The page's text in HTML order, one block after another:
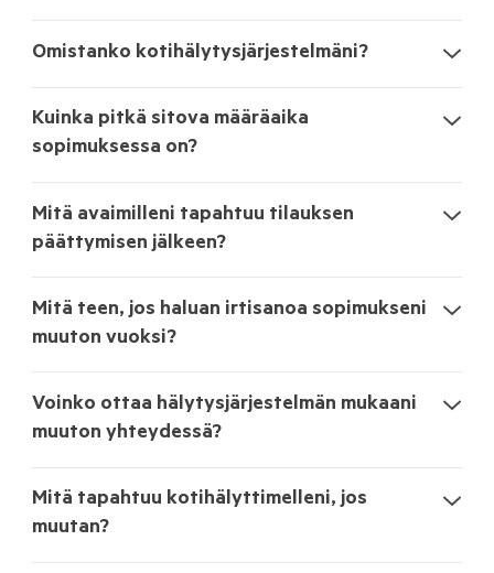
Omistanko kotihälytysjärjestelmäni?
Kuinka pitkä sitova määräaika
sopimuksessa on?
Mitä avaimilleni tapahtuu tilauksen
päättymisen jälkeen?
Mitä teen, jos haluan irtisanoa sopimukseni
muuton vuoksi?
Voinko ottaa hälytysjärjestelmän mukaani
muuton yhteydessä?
Mitä tapahtuu kotihälyttimelleni, jos
muutan?